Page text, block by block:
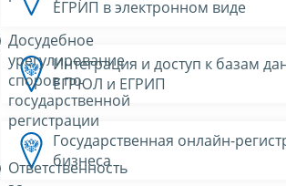
Досудебное
урегулирование
споров по
государственной
регистрации
Ответственность
ЕГРИП в электронном виде
Интеграция и доступ к базам
ЕГРЮЛ и ЕГРИП
Государственная онлайн-
бизнеса